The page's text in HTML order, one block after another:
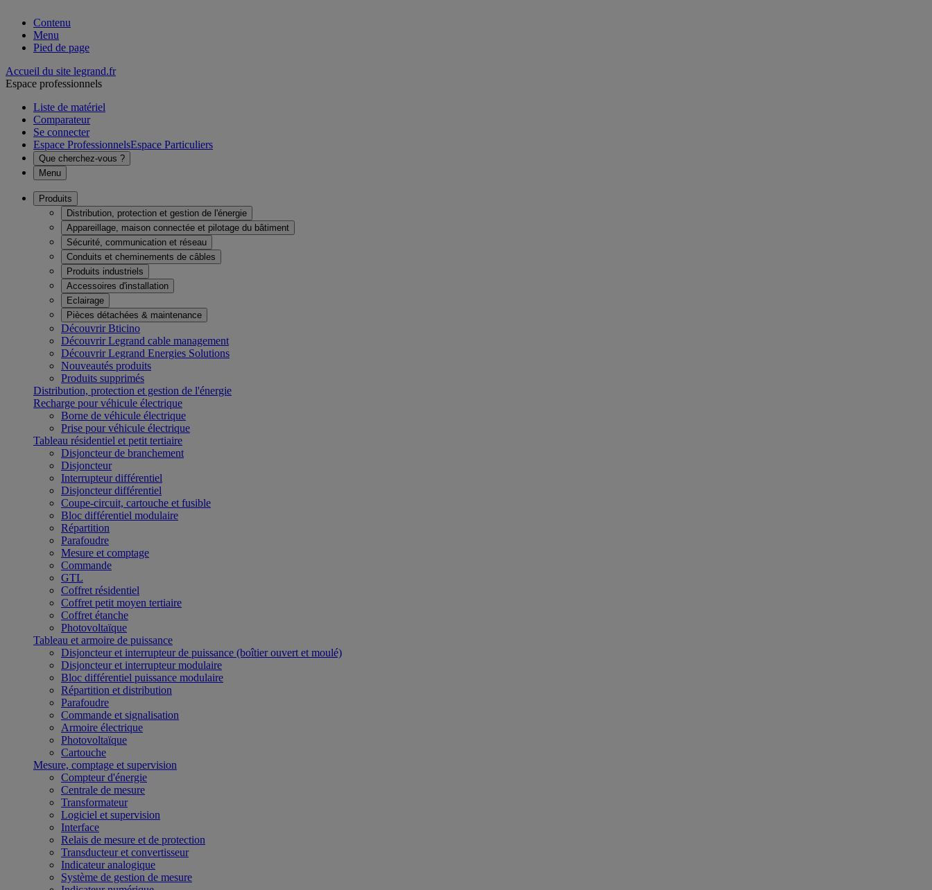
Contenu
Menu
Pied de page
Accueil du site legrand.fr
Espace professionnels
Liste de matériel
Comparateur
Se connecter
Espace ProfessionnelsEspace Particuliers
Que cherchez-vous ?
Menu
Produits
Distribution, protection et gestion de l'énergie
Appareillage, maison connectée et pilotage du bâtiment
Sécurité, communication et réseau
Conduits et cheminements de câbles
Produits industriels
Accessoires d'installation
Eclairage
Pièces détachées & maintenance
Découvrir Bticino
Découvrir Legrand cable management
Découvrir Legrand Energies Solutions
Nouveautés produits
Produits supprimés
Distribution, protection et gestion de l'énergie
Recharge pour véhicule électrique
Borne de véhicule électrique
Prise pour véhicule électrique
Tableau résidentiel et petit tertiaire
Disjoncteur de branchement
Disjoncteur
Interrupteur différentiel
Disjoncteur différentiel
Coupe-circuit, cartouche et fusible
Bloc différentiel modulaire
Répartition
Parafoudre
Mesure et comptage
Commande
GTL
Coffret résidentiel
Coffret petit moyen tertiaire
Coffret étanche
Photovoltaïque
Tableau et armoire de puissance
Disjoncteur et interrupteur de puissance (boîtier ouvert et moulé)
Disjoncteur et interrupteur modulaire
Bloc différentiel puissance modulaire
Répartition et distribution
Parafoudre
Commande et signalisation
Armoire électrique
Photovoltaïque
Cartouche
Mesure, comptage et supervision
Compteur d'énergie
Centrale de mesure
Transformateur
Logiciel et supervision
Interface
Relais de mesure et de protection
Transducteur et convertisseur
Indicateur analogique
Système de gestion de mesure